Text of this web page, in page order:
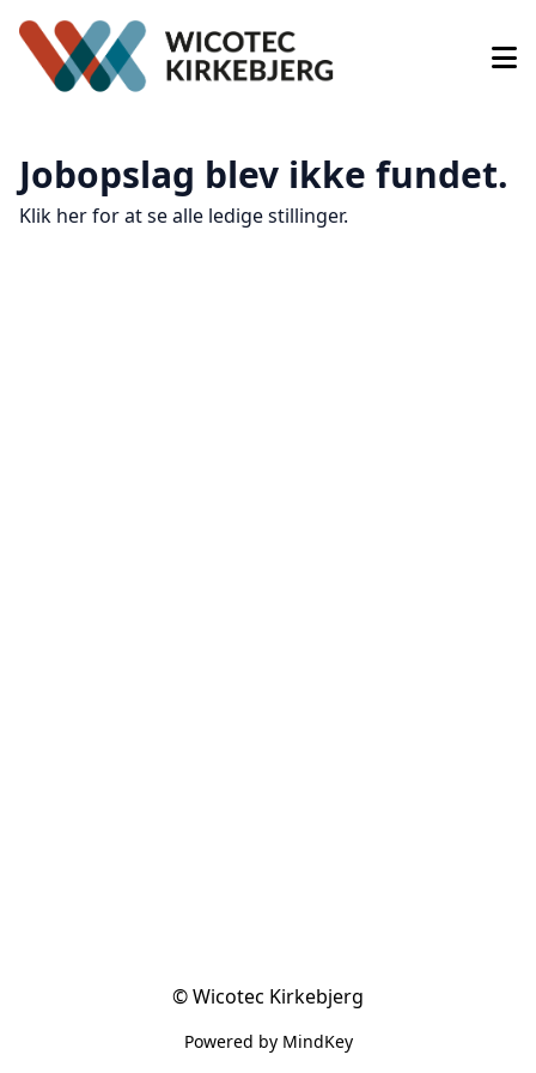
Jobopslag blev ikke fundet.
Klik her for at se alle ledige stillinger.
© Wicotec Kirkebjerg
Powered by MindKey